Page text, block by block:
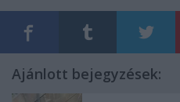
Ajánlott bejegyzések: